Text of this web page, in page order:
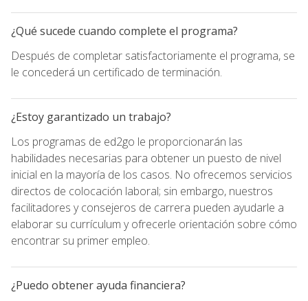
¿Qué sucede cuando complete el programa?
Después de completar satisfactoriamente el programa, se
le concederá un certificado de terminación.
¿Estoy garantizado un trabajo?
Los programas de ed2go le proporcionarán las
habilidades necesarias para obtener un puesto de nivel
inicial en la mayoría de los casos. No ofrecemos servicios
directos de colocación laboral; sin embargo, nuestros
facilitadores y consejeros de carrera pueden ayudarle a
elaborar su currículum y ofrecerle orientación sobre cómo
encontrar su primer empleo.
¿Puedo obtener ayuda financiera?